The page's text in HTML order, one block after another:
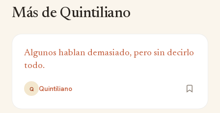
Más de Quintiliano
Algunos hablan demasiado, pero sin decirlo
todo.
Q Quintiliano